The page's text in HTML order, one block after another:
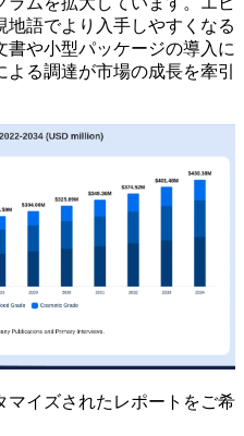
語でより入手しやすくなる
や小型パッケージの導入に
る調達が市場の成長を牽引
マイズされたレポートをご希